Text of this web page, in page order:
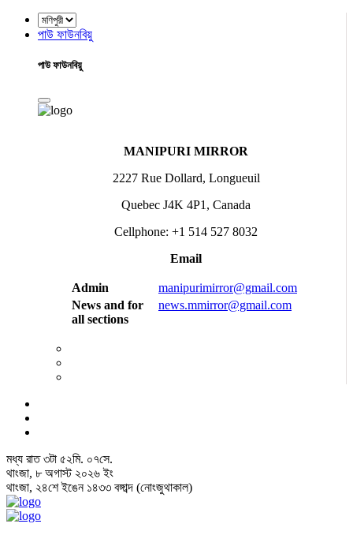
পাউ ফাউনবিয়ু
পাউ ফাউনবিয়ু
MANIPURI MIRROR
2227 Rue Dollard, Longueuil
Quebec J4K 4P1, Canada
Cellphone: +1 514 527 8032
Email
Admin
manipurimirror@gmail.com
News and for
all sections
news.mmirror@gmail.com
মধ্য রাত ৩টা ৫২মি. ০৮সে.
থাংজা, ৮ অগাস্ট ২০২৬ ইং
থাংজা, ২৪শে ইঙেন ১৪৩৩ বঙ্গাব্দ (নোংজুথাকাল)